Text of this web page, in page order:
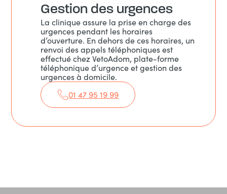
Gestion des urgences
La clinique assure la prise en charge des
urgences pendant les horaires
d’ouverture. En dehors de ces horaires, un
renvoi des appels téléphoniques est
effectué chez VetoAdom, plate-forme
téléphonique d’urgence et gestion des
urgences à domicile.
01 47 95 19 99